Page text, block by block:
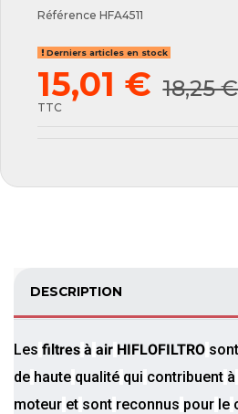
Référence HFA4511
Derniers articles en stock
15,01 € 18,25 €
TTC
DESCRIPTION
Les filtres à air HIFLOFILTRO sont
de haute qualité qui contribuent à
moteur et sont reconnus pour le